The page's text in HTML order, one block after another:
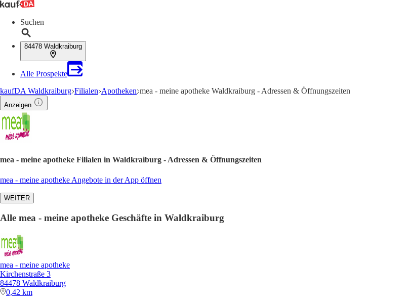
Suchen
84478 Waldkraiburg
Alle Prospekte
kaufDA Waldkraiburg Filialen Apotheken mea - meine apotheke Waldkraiburg - Adressen & Öffnungszeiten
Anzeigen
mea - meine apotheke Filialen in Waldkraiburg - Adressen & Öffnungszeiten
mea - meine apotheke Angebote in der App öffnen
WEITER
Alle mea - meine apotheke Geschäfte in Waldkraiburg
mea - meine apotheke
Kirchenstraße 3
84478 Waldkraiburg
0,42 km